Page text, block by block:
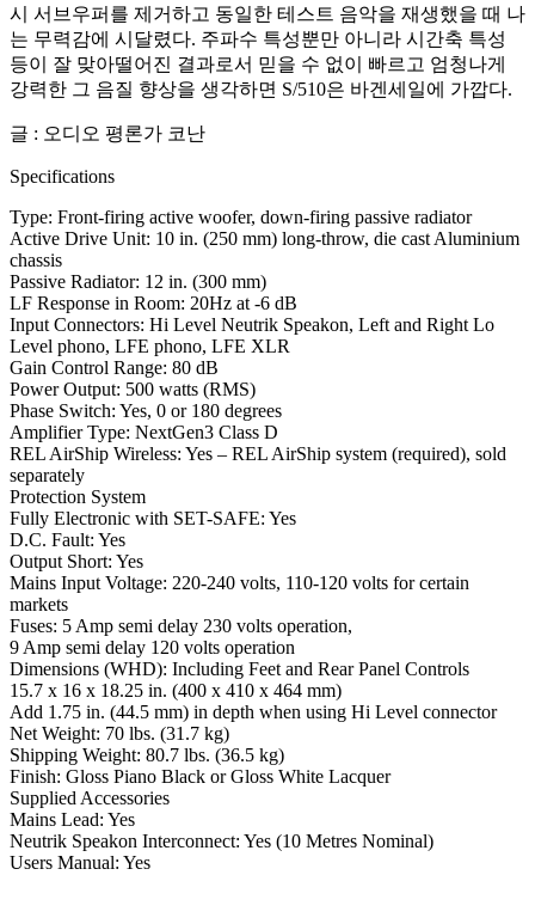
시 서브우퍼를 제거하고 동일한 테스트 음악을 재생했을 때 나
는 무력감에 시달렸다. 주파수 특성뿐만 아니라 시간축 특성
등이 잘 맞아떨어진 결과로서 믿을 수 없이 빠르고 엄청나게
강력한 그 음질 향상을 생각하면 S/510은 바겐세일에 가깝다.
글 : 오디오 평론가 코난
Specifications
Type: Front-firing active woofer, down-firing passive radiator
Active Drive Unit: 10 in. (250 mm) long-throw, die cast Aluminium
chassis
Passive Radiator: 12 in. (300 mm)
LF Response in Room: 20Hz at -6 dB
Input Connectors: Hi Level Neutrik Speakon, Left and Right Lo
Level phono, LFE phono, LFE XLR
Gain Control Range: 80 dB
Power Output: 500 watts (RMS)
Phase Switch: Yes, 0 or 180 degrees
Amplifier Type: NextGen3 Class D
REL AirShip Wireless: Yes – REL AirShip system (required), sold
separately
Protection System
Fully Electronic with SET-SAFE: Yes
D.C. Fault: Yes
Output Short: Yes
Mains Input Voltage: 220-240 volts, 110-120 volts for certain
markets
Fuses: 5 Amp semi delay 230 volts operation,
9 Amp semi delay 120 volts operation
Dimensions (WHD): Including Feet and Rear Panel Controls
15.7 x 16 x 18.25 in. (400 x 410 x 464 mm)
Add 1.75 in. (44.5 mm) in depth when using Hi Level connector
Net Weight: 70 lbs. (31.7 kg)
Shipping Weight: 80.7 lbs. (36.5 kg)
Finish: Gloss Piano Black or Gloss White Lacquer
Supplied Accessories
Mains Lead: Yes
Neutrik Speakon Interconnect: Yes (10 Metres Nominal)
Users Manual: Yes